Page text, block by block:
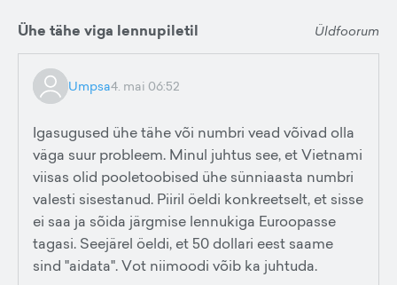
Ühe tähe viga lennupiletil Üldfoorum
Umpsa4. mai 06:52
Igasugused ühe tähe või numbri vead võivad olla
väga suur probleem. Minul juhtus see, et Vietnami
viisas olid pooletoobised ühe sünniaasta numbri
valesti sisestanud. Piiril öeldi konkreetselt, et sisse
ei saa ja sõida järgmise lennukiga Euroopasse
tagasi. Seejärel öeldi, et 50 dollari eest saame
sind "aidata". Vot niimoodi võib ka juhtuda.